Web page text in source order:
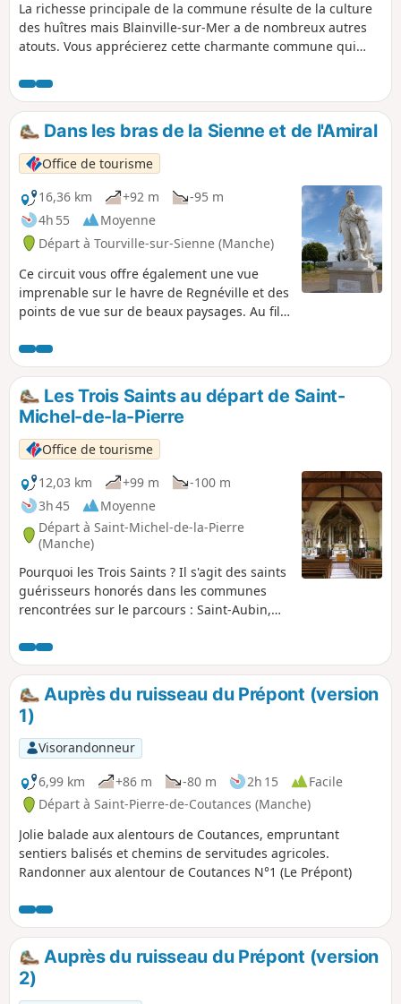
La richesse principale de la commune résulte de la culture
des huîtres mais Blainville-sur-Mer a de nombreux autres
atouts. Vous apprécierez cette charmante commune qui
Dans les bras de la Sienne et de l'Amiral
Office de tourisme
16,36 km
+92 m
-95 m
4h 55
Moyenne
Départ à Tourville-sur-Sienne (Manche)
Ce circuit vous offre également une vue
imprenable sur le havre de Regnéville et des
points de vue sur de beaux paysages. Au fil
dynamiques et des chemins bucoliques.
Les Trois Saints au départ de Saint-
Michel-de-la-Pierre
Office de tourisme
12,03 km
+99 m
-100 m
3h 45
Moyenne
Départ à Saint-Michel-de-la-Pierre
(Manche)
Pourquoi les Trois Saints ? Il s'agit des saints
guérisseurs honorés dans les communes
rencontrées sur le parcours : Saint-Aubin,
nom de Saint-Michel-de-la-Pierre, il est lié à
l'exploitation du sous-sol et de la proximité
des carrières de Saint-Aubin-du-Perron. Une
balade en dur avec un passage humide au
Pont-Vert.
Auprès du ruisseau du Prépont (version
1)
Visorandonneur
6,99 km
+86 m -80 m 2h 15
Facile
Départ à Saint-Pierre-de-Coutances (Manche)
Jolie balade aux alentours de Coutances, empruntant
sentiers balisés et chemins de servitudes agricoles.
Randonner aux alentour de Coutances N°1 (Le Prépont)
Auprès du ruisseau du Prépont (version
2)